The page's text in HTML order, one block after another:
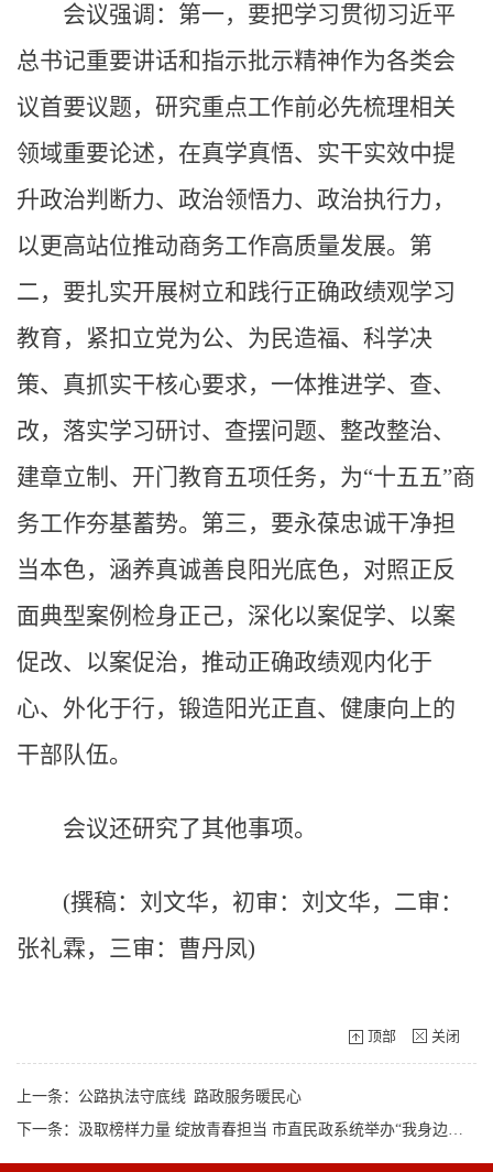
会议强调：第一，要把学习贯彻习近平
总书记重要讲话和指示批示精神作为各类会
议首要议题，研究重点工作前必先梳理相关
领域重要论述，在真学真悟、实干实效中提
升政治判断力、政治领悟力、政治执行力，
以更高站位推动商务工作高质量发展。第
二，要扎实开展树立和践行正确政绩观学习
教育，紧扣立党为公、为民造福、科学决
策、真抓实干核心要求，一体推进学、查、
改，落实学习研讨、查摆问题、整改整治、
建章立制、开门教育五项任务，为“十五五”商
务工作夯基蓄势。第三，要永葆忠诚干净担
当本色，涵养真诚善良阳光底色，对照正反
面典型案例检身正己，深化以案促学、以案
促改、以案促治，推动正确政绩观内化于
心、外化于行，锻造阳光正直、健康向上的
干部队伍。
会议还研究了其他事项。
(撰稿：刘文华，初审：刘文华，二审：
张礼霖，三审：曹丹凤)
顶部 关闭
上一条：公路执法守底线 路政服务暖民心
下一条：汲取榜样力量 绽放青春担当 市直民政系统举办“我身边的优秀共产党员”青年宣讲比赛